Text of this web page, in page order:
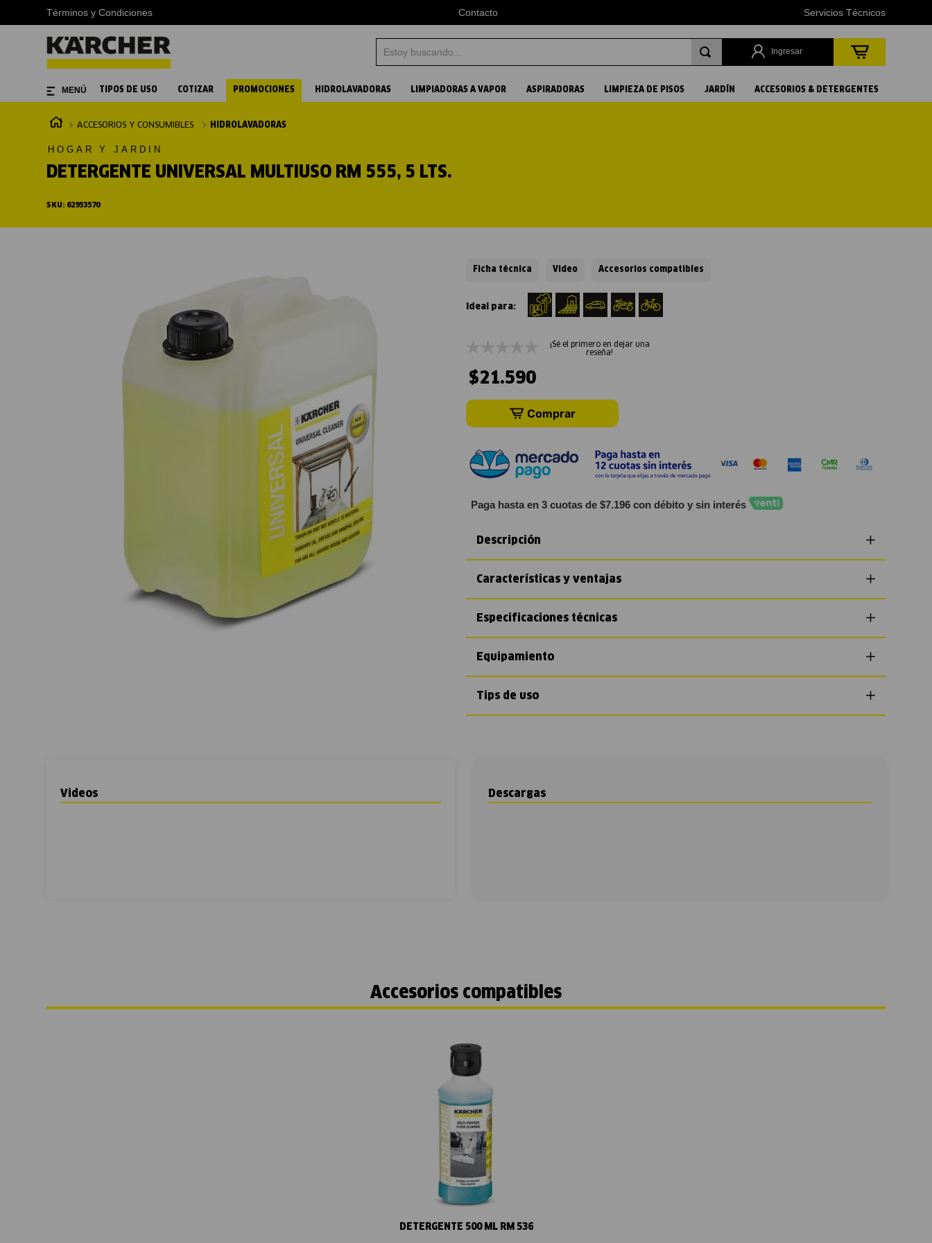
Términos y Condiciones Contacto Servicios Técnicos
Ingresar
TIPOS DE USO COTIZAR PROMOCIONES HIDROLAVADORAS LIMPIADORAS A VAPOR ASPIRADORAS LIMPIEZA DE PISOS JARDÍN ACCESORIOS & DETERGENTES
ACCESORIOS Y CONSUMIBLES HIDROLAVADORAS
HOGAR Y JARDIN
DETERGENTE UNIVERSAL MULTIUSO RM 555, 5 LTS.
SKU: 62953570
Ficha técnica Video Accesorios compatibles
¡Sé el primero en dejar una
reseña!
$21.590
Comprar
Paga hasta en 3 cuotas de $7.196 con débito y sin interés
Descripción
Características y ventajas
Especificaciones técnicas
Equipamiento
Tips de uso
Videos Descargas
Accesorios compatibles
Vista rápida
DETERGENTE 500 ML RM 536
Términos más buscados
3 .
hidrolavadora